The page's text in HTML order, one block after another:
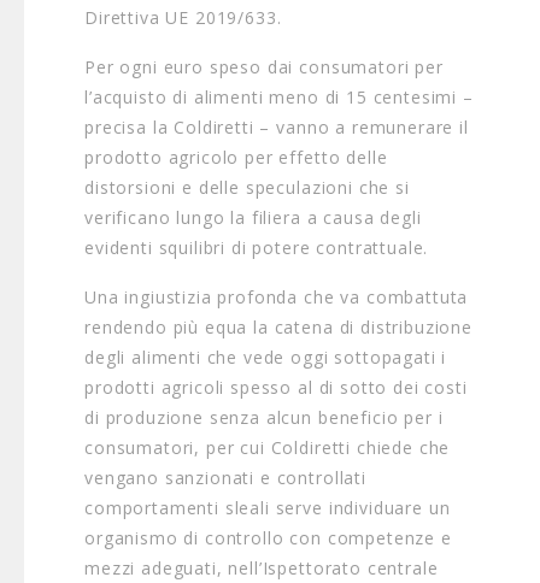
Direttiva UE 2019/633.
Per ogni euro speso dai consumatori per
l’acquisto di alimenti meno di 15 centesimi –
precisa la Coldiretti – vanno a remunerare il
prodotto agricolo per effetto delle
distorsioni e delle speculazioni che si
verificano lungo la filiera a causa degli
evidenti squilibri di potere contrattuale.
Una ingiustizia profonda che va combattuta
rendendo più equa la catena di distribuzione
degli alimenti che vede oggi sottopagati i
prodotti agricoli spesso al di sotto dei costi
di produzione senza alcun beneficio per i
consumatori, per cui Coldiretti chiede che
vengano sanzionati e controllati
comportamenti sleali serve individuare un
organismo di controllo con competenze e
mezzi adeguati, nell’Ispettorato centrale